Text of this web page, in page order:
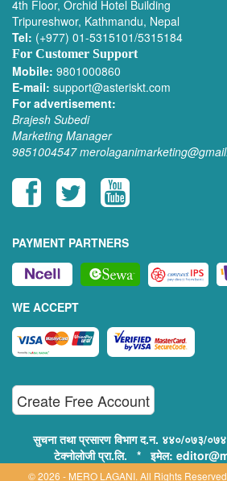
4th Floor, Orchid Hotel Building
Tripureshwor, Kathmandu, Nepal
Tel: (+977) 01-5315101/5315184
For Customer Support
Mobile: 9801000860
E-mail: support@asteriskt.com
For advertisement:
Brajesh Subedi
Marketing Manager
9851004547
PAYMENT PARTNERS
WE ACCEPT
Create Free Account
सुचना तथा प्रसारण विभाग द.न. ४४०/०७३/
टेक्नोलोजी प्रा.लि. * इमेल:
© 2026 - MERO LAGANI. All Rights